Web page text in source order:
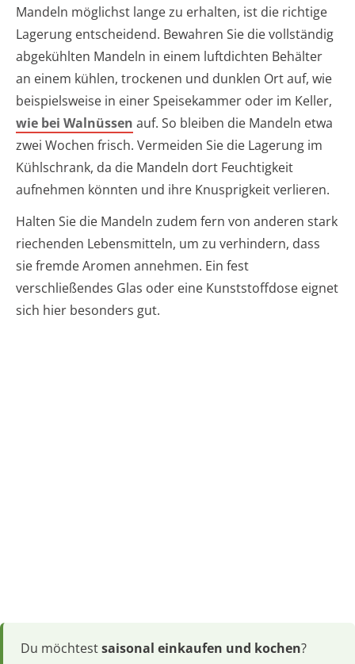
Mandeln möglichst lange zu erhalten, ist die richtige
Lagerung entscheidend. Bewahren Sie die vollständig
abgekühlten Mandeln in einem luftdichten Behälter
an einem kühlen, trockenen und dunklen Ort auf, wie
beispielsweise in einer Speisekammer oder im Keller,
wie bei Walnüssen auf. So bleiben die Mandeln etwa
zwei Wochen frisch. Vermeiden Sie die Lagerung im
Kühlschrank, da die Mandeln dort Feuchtigkeit
aufnehmen könnten und ihre Knusprigkeit verlieren.
Halten Sie die Mandeln zudem fern von anderen stark
riechenden Lebensmitteln, um zu verhindern, dass
sie fremde Aromen annehmen. Ein fest
verschließendes Glas oder eine Kunststoffdose eignet
sich hier besonders gut.
Du möchtestsaisonal einkaufen und kochen?